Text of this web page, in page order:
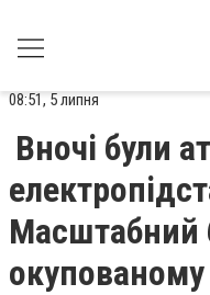
08:51, 5 липня
Вночі були
Масштабний